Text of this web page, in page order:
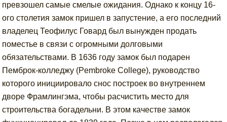
превзошел самые смелые ожидания. Однако к концу 16-
ого столетия замок пришел в запустение, а его последний
владелец Теофилус Говард был вынужден продать
поместье в связи с огромными долговыми
обязательствами. В 1636 году замок был подарен
Пемброк-колледжу (Pembroke College), руководство
которого инициировало снос построек во внутреннем
дворе Фрамлингэма, чтобы расчистить место для
строительства богадельни. В этом качестве замок